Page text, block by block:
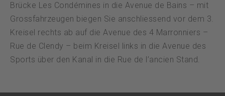
Brücke Les Condémines in die Avenue de Bains – mit
Grossfahrzeugen biegen Sie anschliessend vor dem 3.
Kreisel rechts ab auf die Avenue des 4 Marronniers –
Rue de Clendy – beim Kreisel links in die Avenue des
Sports über den Kanal in die Rue de l’ancien Stand.